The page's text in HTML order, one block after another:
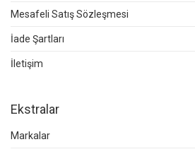
Mesafeli Satış Sözleşmesi
İade Şartları
İletişim
Ekstralar
Markalar